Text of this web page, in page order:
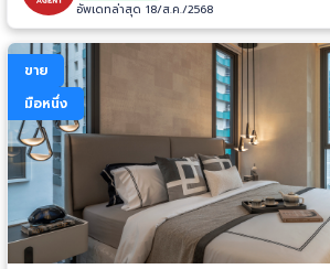
อัพเดทล่าสุด 18/ส.ค./2568
ขาย
มือหนึ่ง